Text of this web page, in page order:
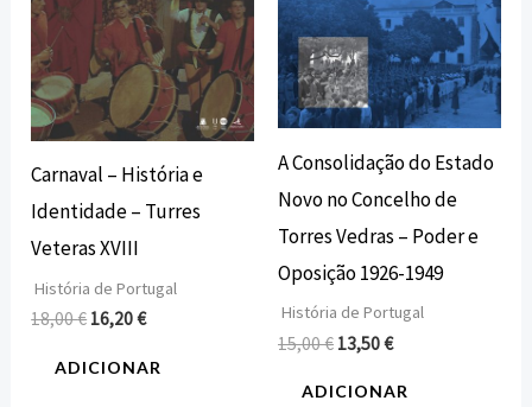
Carnaval – História e
Identidade – Turres
Veteras XVIII
História de Portugal
18,00€ 16,20€
ADICIONAR
A Consolidação do Estado
Novo no Concelho de
Torres Vedras – Poder e
Oposição 1926-1949
História de Portugal
15,00€ 13,50€
ADICIONAR